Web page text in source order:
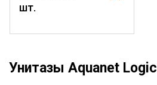
шт.
Унитазы Aquanet Logic